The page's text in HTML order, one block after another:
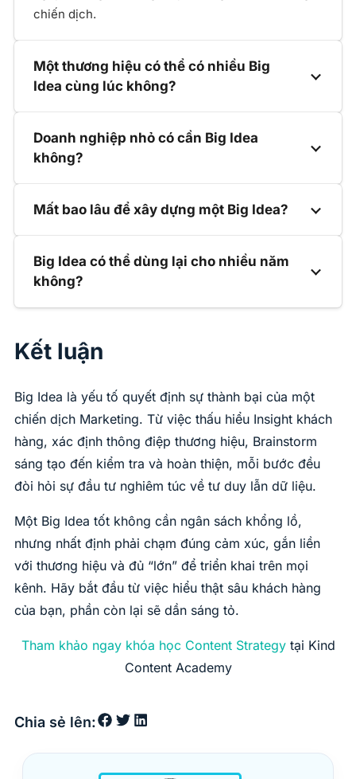
chiến dịch.
Một thương hiệu có thể có nhiều Big
Idea cùng lúc không?
Doanh nghiệp nhỏ có cần Big Idea
không?
Mất bao lâu để xây dựng một Big Idea?
Big Idea có thể dùng lại cho nhiều năm
không?
Kết luận
Big Idea là yếu tố quyết định sự thành bại của một
chiến dịch Marketing. Từ việc thấu hiểu Insight khách
hàng, xác định thông điệp thương hiệu, Brainstorm
sáng tạo đến kiểm tra và hoàn thiện, mỗi bước đều
đòi hỏi sự đầu tư nghiêm túc về tư duy lẫn dữ liệu.
Một Big Idea tốt không cần ngân sách khổng lồ,
nhưng nhất định phải chạm đúng cảm xúc, gắn liền
với thương hiệu và đủ “lớn” để triển khai trên mọi
kênh. Hãy bắt đầu từ việc hiểu thật sâu khách hàng
của bạn, phần còn lại sẽ dần sáng tỏ.
Tham khảo ngay khóa học Content Strategytại Kind
Content Academy
Chia sẻ lên: